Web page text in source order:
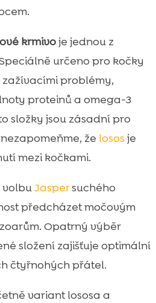
krmivoje jednou z
určeno pro kočky
problémy,
proteinů a omega-3
složky jsou zásadní pro
že losos je
mezi kočkami.
volbuJaspersuchého
předcházet močovým
Opatrný výběr
složení zajišťuje optimální
čtyřnohých přátel.
variant lososa a